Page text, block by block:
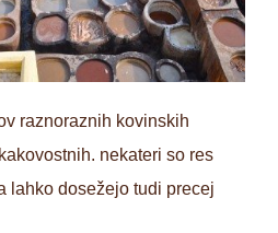
raznoraznih kovinskih
nekateri so res
lahko dosežejo tudi precej